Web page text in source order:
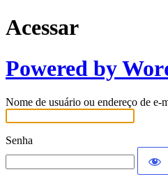
Acessar
Powered by
Nome de usuário ou endereço de e-
Senha